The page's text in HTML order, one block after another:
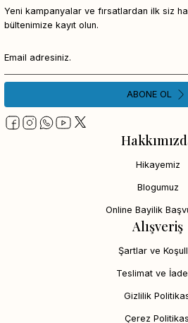
Hikayemiz
Blogumuz
Online Bayilik
Alışveriş
Şartlar ve
Teslimat ve
Gizlilik
Çerez
Yeni kampanyalar ve fırsatlardan ilk siz
bültenimize kayıt olun.
ABONE OL